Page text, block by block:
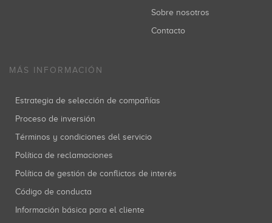
Sobre nosotros
Contacto
MÁS INFORMACIÓN
Estrategia de selección de compañías
Proceso de inversión
Términos y condiciones del servicio
Política de reclamaciones
Política de gestión de conflictos de interés
Código de conducta
Información básica para el cliente